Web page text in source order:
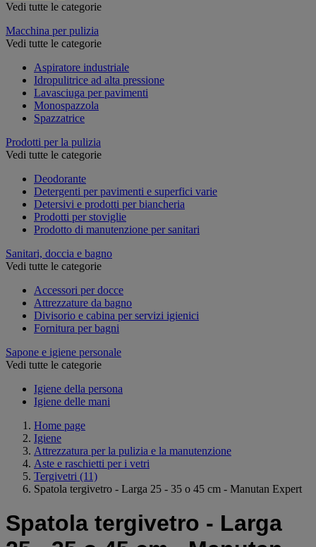
Vedi tutte le categorie
Macchina per pulizia
Vedi tutte le categorie
Aspiratore industriale
Idropulitrice ad alta pressione
Lavasciuga per pavimenti
Monospazzola
Spazzatrice
Prodotti per la pulizia
Vedi tutte le categorie
Deodorante
Detergenti per pavimenti e superfici varie
Detersivi e prodotti per biancheria
Prodotti per stoviglie
Prodotto di manutenzione per sanitari
Sanitari, doccia e bagno
Vedi tutte le categorie
Accessori per docce
Attrezzature da bagno
Divisorio e cabina per servizi igienici
Fornitura per bagni
Sapone e igiene personale
Vedi tutte le categorie
Igiene della persona
Igiene delle mani
Home page
Igiene
Attrezzatura per la pulizia e la manutenzione
Aste e raschietti per i vetri
Tergivetri (11)
Spatola tergivetro - Larga 25 - 35 o 45 cm - Manutan Expert
Spatola tergivetro - Larga